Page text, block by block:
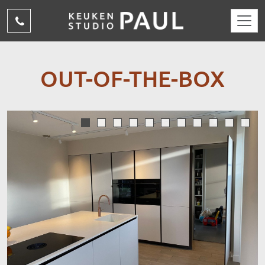
Overslaan en naar de inhoud gaan
(015)
OUT-OF-THE-BOX